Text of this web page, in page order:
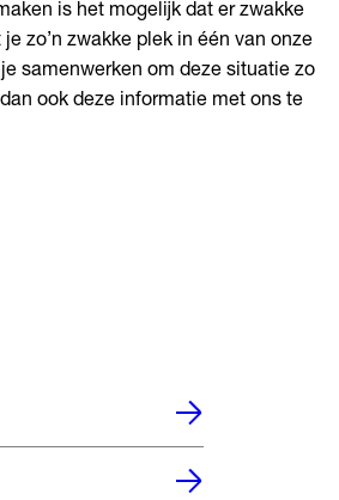
is het mogelijk dat er zwakke
zo’n zwakke plek in één van onze
samenwerken om deze situatie zo
ook deze informatie met ons te